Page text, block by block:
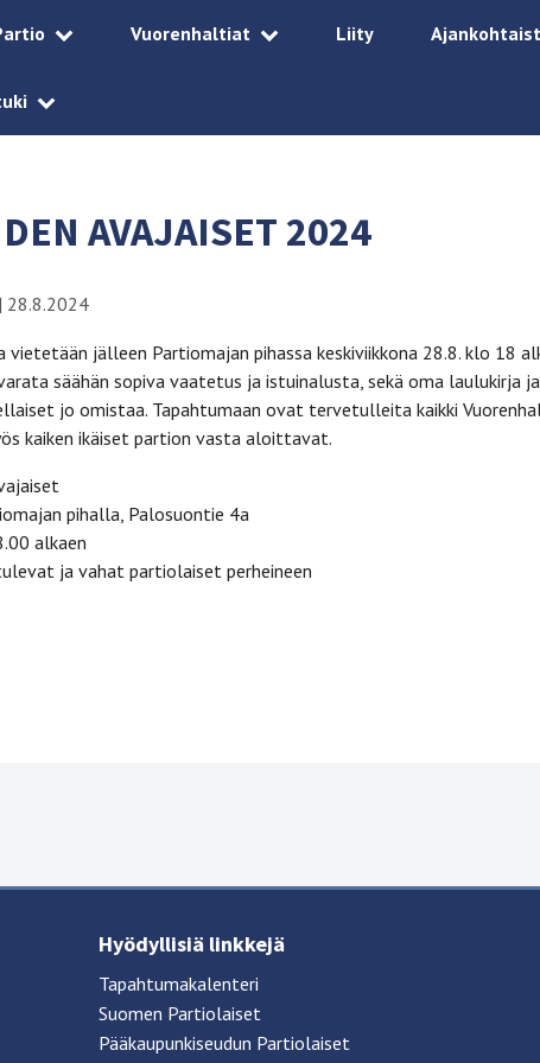
Vuorenhaltiat Liity
AVAJAISET 2024
| 28.8.2024
vietetään jälleen Partiomajan pihassa keskiviikkona 28.8. klo 18
säähän sopiva vaatetus ja istuinalusta, sekä oma laulukirja ja
jo omistaa. Tapahtumaan ovat tervetulleita kaikki
kaiken ikäiset partion vasta aloittavat.
pihalla, Palosuontie 4a
alkaen
ja vahat partiolaiset perheineen
Hyödyllisiä linkkejä
Tapahtumakalenteri
Suomen Partiolaiset
Pääkaupunkiseudun Partiolaiset